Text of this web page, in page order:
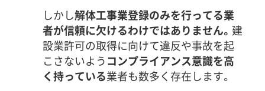
とが、費用と安全性の両面で成功の
鍵です。
しかし解体工事業登録のみを行ってる業
者が信頼に欠けるわけではありません。 建
設業許可の取得に向けて違反や事故を起
こさないようコンプライアンス意識を高
く持っている業者も数多く存在します。